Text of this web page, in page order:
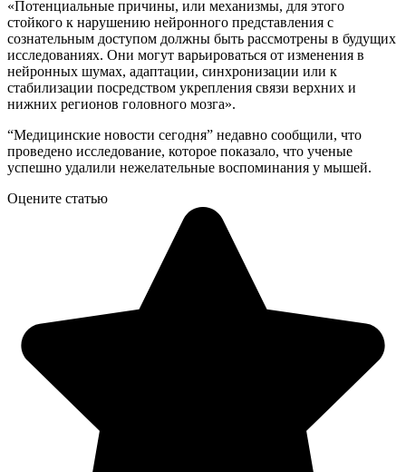
«Потенциальные причины, или механизмы, для этого
стойкого к нарушению нейронного представления с
сознательным доступом должны быть рассмотрены в будущих
исследованиях. Они могут варьироваться от изменения в
нейронных шумах, адаптации, синхронизации или к
стабилизации посредством укрепления связи верхних и
нижних регионов головного мозга».
“Медицинские новости сегодня” недавно сообщили, что
проведено исследование, которое показало, что ученые
успешно удалили нежелательные воспоминания у мышей.
Оцените статью